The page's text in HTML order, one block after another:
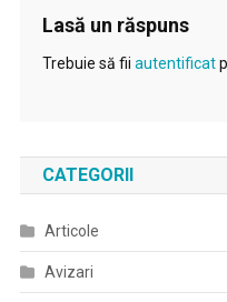
Lasă un răspuns
Trebuie să fii autentificat
CATEGORII
Articole
Avizari